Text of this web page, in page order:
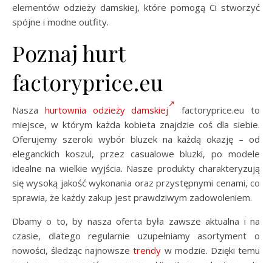
elementów odzieży damskiej, które pomogą Ci stworzyć
spójne i modne outfity.
Poznaj hurt
factoryprice.eu
Nasza hurtownia odzieży damskiej
factoryprice.eu to
miejsce, w którym każda kobieta znajdzie coś dla siebie.
Oferujemy szeroki wybór bluzek na każdą okazję – od
eleganckich koszul, przez casualowe bluzki, po modele
idealne na wielkie wyjścia. Nasze produkty charakteryzują
się wysoką jakość wykonania oraz przystępnymi cenami, co
sprawia, że każdy zakup jest prawdziwym zadowoleniem.
Dbamy o to, by nasza oferta była zawsze aktualna i na
czasie, dlatego regularnie uzupełniamy asortyment o
nowości, śledząc najnowszetrendy w modzie. Dzięki temu